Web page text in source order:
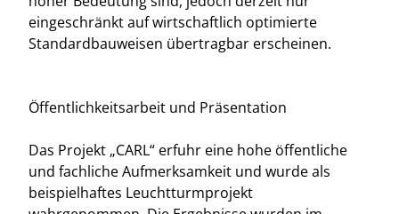
eingeschränkt auf wirtschaftlich optimierte
Standardbauweisen übertragbar erscheinen.
Öffentlichkeitsarbeit und Präsentation
Das Projekt „CARL“ erfuhr eine hohe öffentliche
und fachliche Aufmerksamkeit und wurde als
beispielhaftes Leuchtturmprojekt